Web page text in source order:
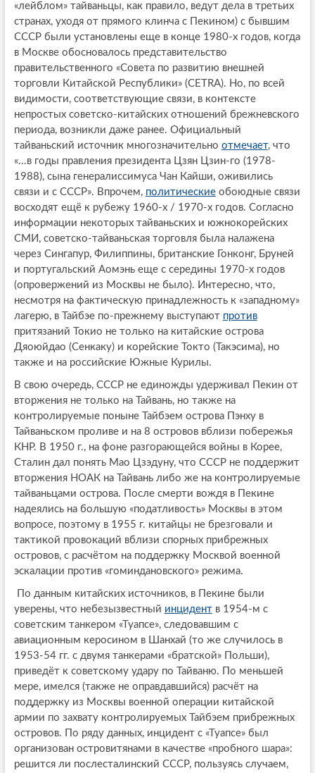
«лейблом» тайваньцы, как правило, ведут дела в третьих
странах, уходя от прямого клинча с Пекином) с бывшим
СССР были установлены еще в конце 1980-х годов, когда
в Москве обосновалось представительство
правительственного «Совета по развитию внешней
торговли Китайской Республики» (CЕTRA). Но, по всей
видимости, соответствующие связи, в контексте
непростых советско-китайских отношений брежневского
периода, возникли даже ранее. Официальный
тайваньский источник многозначительно отмечает, что
«...в годы правления президента Цзян Цзин-го (1978-
1988), сына генералиссимуса Чан Кайши, оживились
связи и с СССР». Впрочем, политическиеобоюдные связи
восходят ещё к рубежу 1960-х / 1970-х годов. Согласно
информации некоторых тайваньских и южнокорейских
СМИ, советско-тайваньская торговля была налажена
через Сингапур, Филиппины, британские Гонконг, Бруней
и португальский Аомэнь еще с середины 1970-х годов
(опровержений из Москвы не было). Интересно, что,
несмотря на фактическую принадлежность к «западному»
лагерю, в Тайбэе по-прежнему выступают против
притязаний Токио не только на китайские острова
Дяоюйдао (Сенкаку) и корейские Токто (Такэсима), но
также и на российские Южные Курилы.
В свою очередь, СССР не единожды удерживал Пекин от
вторжения не только на Тайвань, но также на
контролируемые поныне Тайбэем острова Пэнху в
Тайваньском проливе и на 8 островов вблизи побережья
КНР. В 1950 г., на фоне разгорающейся войны в Корее,
Сталин дал понять Мао Цзэдуну, что СССР не поддержит
вторжения НОАК на Тайвань либо же на контролируемые
тайваньцами острова. После смерти вождя в Пекине
надеялись на большую «податливость» Москвы в этом
вопросе, поэтому в 1955 г. китайцы не брезговали и
тактикой провокаций вблизи спорных прибрежных
островов, с расчётом на поддержку Москвой военной
эскалации против «гоминдановского» режима.
По данным китайских источников, в Пекине были
уверены, что небезызвестный инцидентв 1954-м с
советским танкером «Туапсе», следовавшим с
авиационным керосином в Шанхай (то же случилось в
1953-54 гг. с двумя танкерами «братской» Польши),
приведёт к советскому удару по Тайваню. По меньшей
мере, имелся (также не оправдавшийся) расчёт на
поддержку из Москвы военной операции китайской
армии по захвату контролируемых Тайбэем прибрежных
островов. По ряду данных, инцидент с «Туапсе» был
организован островитянами в качестве «пробного шара»:
решится ли послесталинский СССР, пользуясь случаем,